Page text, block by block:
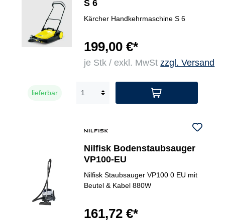
S 6
Kärcher Handkehrmaschine S 6
199,00 €*
je Stk / exkl. MwStzzgl. Versand
lieferbar
Nilfisk Bodenstaubsauger
VP100-EU
Nilfisk Staubsauger VP100 0 EU mit
Beutel & Kabel 880W
161,72 €*